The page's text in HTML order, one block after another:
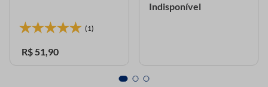
(1)
R$ 51,90
Indisponível